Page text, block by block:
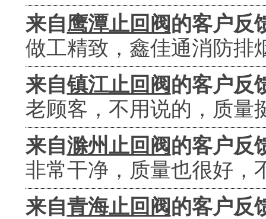
来自鹰潭止回阀的客户反
做工精致，鑫佳通消防
来自镇江止回阀的客户反
老顾客，不用说的，质量
来自滁州止回阀的客户反
非常干净，质量也很好，
来自青海止回阀的客户反